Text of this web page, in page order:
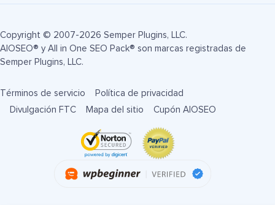
Copyright © 2007-2026 Semper Plugins, LLC.
AIOSEO® y All in One SEO Pack® son marcas registradas de
Semper Plugins, LLC.
Términos de servicio
Política de privacidad
Divulgación FTC
Mapa del sitio Cupón AIOSEO